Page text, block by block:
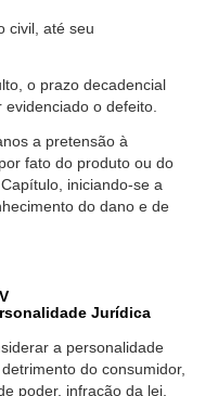
civil, até seu
o prazo decadencial
o defeito.
a pretensão à
fato do produto ou do
iniciando-se a
do dano e de
Jurídica
a personalidade
do consumidor,
poder, infração da lei,